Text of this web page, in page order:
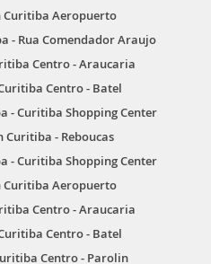
Curitiba Aeropuerto
- Rua Comendador Araujo
Centro - Araucaria
Centro - Batel
- Curitiba Shopping Center
Curitiba - Reboucas
- Curitiba Shopping Center
Curitiba Aeropuerto
Centro - Araucaria
Centro - Batel
Centro - Parolin